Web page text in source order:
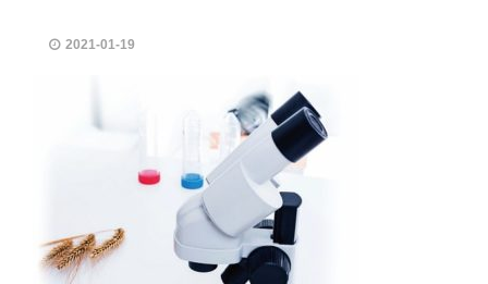
2021-01-19